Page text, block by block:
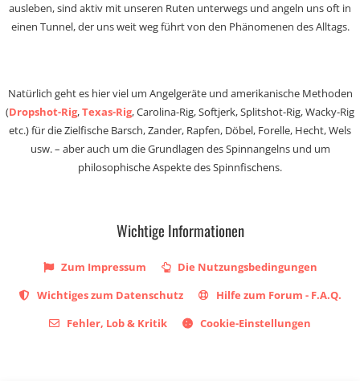
ausleben, sind aktiv mit unseren Ruten unterwegs und angeln uns oft in
einen Tunnel, der uns weit weg führt von den Phänomenen des Alltags.
Natürlich geht es hier viel um Angelgeräte und amerikanische Methoden
(Dropshot-Rig,Texas-Rig, Carolina-Rig, Softjerk, Splitshot-Rig, Wacky-Rig
etc.) für die Zielfische Barsch, Zander, Rapfen, Döbel, Forelle, Hecht, Wels
usw. – aber auch um die Grundlagen des Spinnangelns und um
philosophische Aspekte des Spinnfischens.
Wichtige Informationen
Zum Impressum
Die Nutzungsbedingungen
Wichtiges zum Datenschutz
Hilfe zum Forum - F.A.Q.
Fehler, Lob & Kritik
Cookie-Einstellungen